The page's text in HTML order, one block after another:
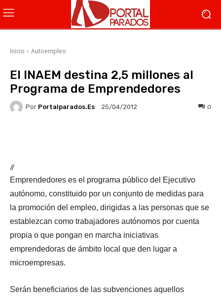
Inicio Autoempleo
El INAEM destina 2,5 millones al
Programa de Emprendedores
Por Portalparados.es 25/04/2012 0
//
Emprendedores es el programa público del Ejecutivo
autónomo, constituido por un conjunto de medidas para
la promoción del empleo, dirigidas a las personas que se
establezcan como trabajadores autónomos por cuenta
propia o que pongan en marcha iniciativas
emprendedoras de ámbito local que den lugar a
microempresas.
Serán beneficiarios de las subvenciones aquellos